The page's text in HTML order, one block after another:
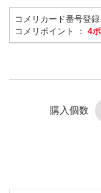
コメリカード番号登
コメリポイント ： 4
購入個数